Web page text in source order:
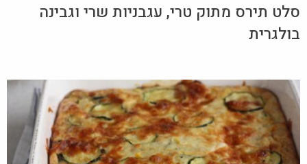
סלט תירס מתוק טרי, עגבניות שרי וגבינה
בולגרית